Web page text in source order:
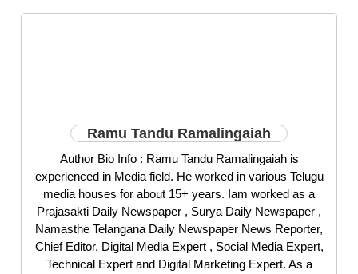
Ramu Tandu Ramalingaiah
Author Bio Info : Ramu Tandu Ramalingaiah is
experienced in Media field. He worked in various Telugu
media houses for about 15+ years. Iam worked as a
Prajasakti Daily Newspaper , Surya Daily Newspaper ,
Namasthe Telangana Daily Newspaper News Reporter,
Chief Editor, Digital Media Expert , Social Media Expert,
Technical Expert and Digital Marketing Expert. As a